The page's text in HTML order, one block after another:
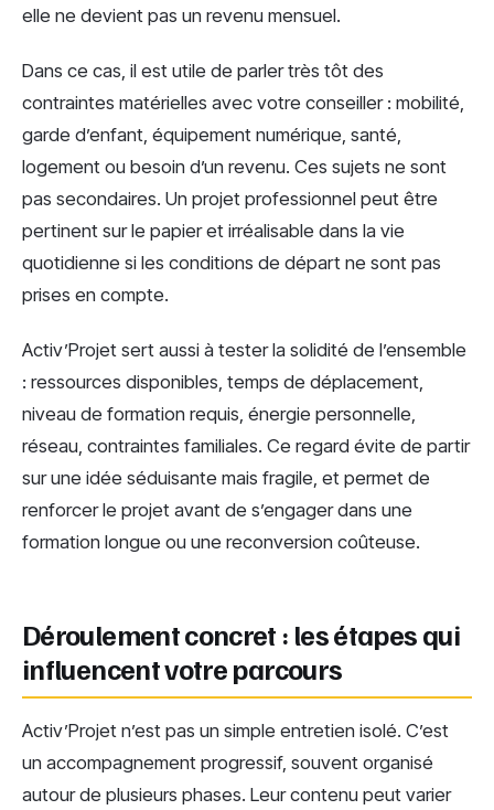
elle ne devient pas un revenu mensuel.
Dans ce cas, il est utile de parler très tôt des
contraintes matérielles avec votre conseiller : mobilité,
garde d’enfant, équipement numérique, santé,
logement ou besoin d’un revenu. Ces sujets ne sont
pas secondaires. Un projet professionnel peut être
pertinent sur le papier et irréalisable dans la vie
quotidienne si les conditions de départ ne sont pas
prises en compte.
Activ’Projet sert aussi à tester la solidité de l’ensemble
: ressources disponibles, temps de déplacement,
niveau de formation requis, énergie personnelle,
réseau, contraintes familiales. Ce regard évite de partir
sur une idée séduisante mais fragile, et permet de
renforcer le projet avant de s’engager dans une
formation longue ou une reconversion coûteuse.
Déroulement concret : les étapes qui
influencent votre parcours
Activ’Projet n’est pas un simple entretien isolé. C’est
un accompagnement progressif, souvent organisé
autour de plusieurs phases. Leur contenu peut varier